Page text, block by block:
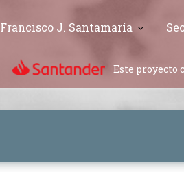
Francisco J. Santamaría
Este proyecto